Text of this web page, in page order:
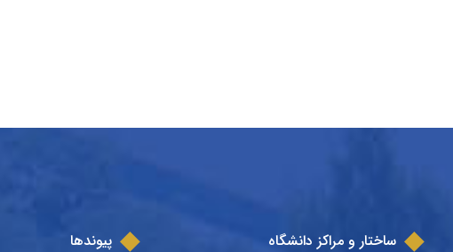
ساختار و مراکز دانشگاه پیوندها